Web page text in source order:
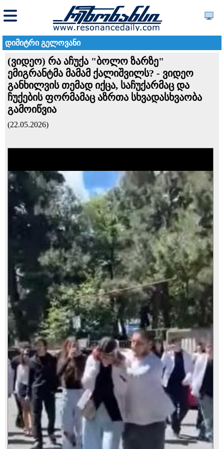
დიმიტრი გელოვანი
(ვიდეო) რა აჩუქა "ბოლო ზარზე"
ემიგრანტმა მამამ ქალიშვილს? - ვიდეო
განხილვის თემად იქცა, საჩუქარმაც და
ჩუქების ფორმამაც აზრთა სხვადასხვაობა
გამოიწვია
(22.05.2026)